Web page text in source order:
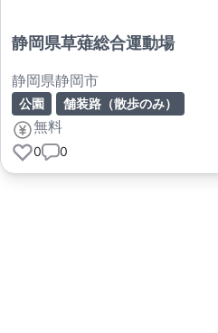
静岡県草薙総合運動場
静岡県静岡市
公園 舗装路（散歩のみ）
無料
0 0